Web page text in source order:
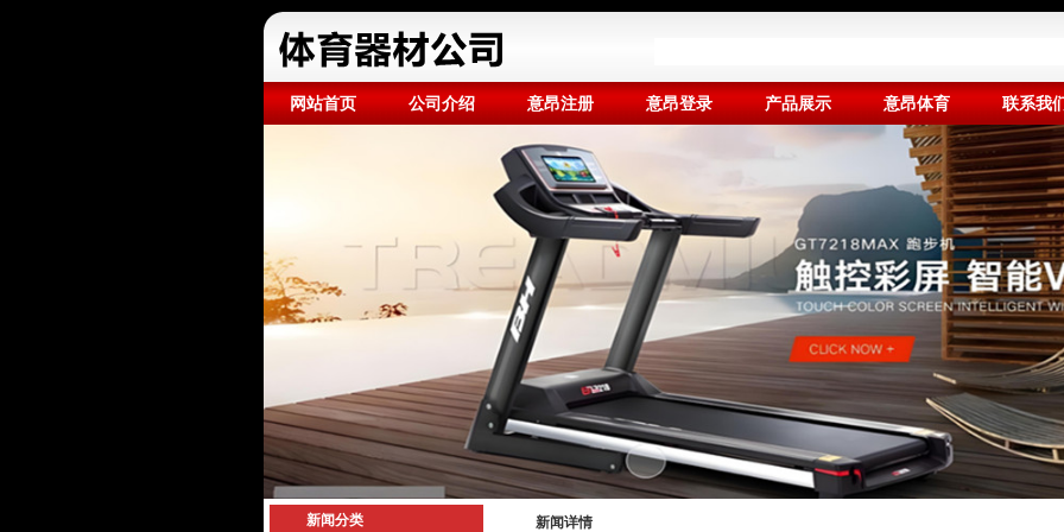
网站首页 公司介绍 意昂注册 意昂登录 产品展示 意昂体育 联系我
新闻分类 新闻详情